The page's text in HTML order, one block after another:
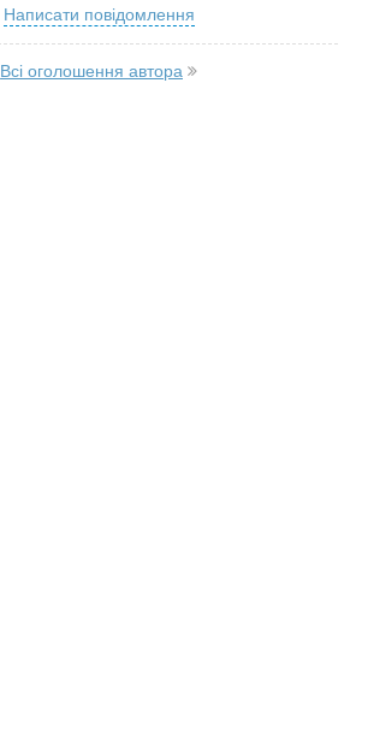
Написати повідомлення
Всі оголошення автора